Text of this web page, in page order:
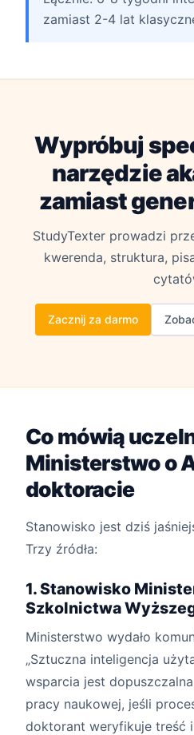
zamiast 2-4 lat
Wypróbuj
narzędzie
zamiast
StudyTexter prowadzi
kwerenda, struktura,
Zacznij za darmo
Co mówią
Ministerstwo o
doktoracie
Stanowisko jest dziś
Trzy źródła:
1. Stanowisko
Szkolnictwa
Ministerstwo wydało
„Sztuczna inteligencja
wsparcia jest
pracy naukowej, jeśli
doktorant weryfikuje treść